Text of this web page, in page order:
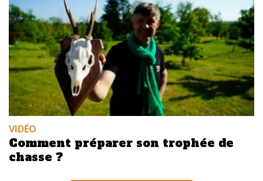
VIDÉO
Comment préparer son trophée de
chasse ?